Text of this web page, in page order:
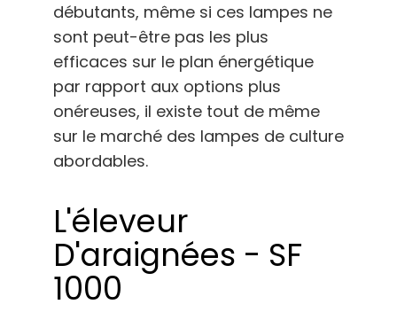
débutants, même si ces lampes ne
sont peut-être pas les plus
efficaces sur le plan énergétique
par rapport aux options plus
onéreuses, il existe tout de même
sur le marché des lampes de culture
abordables.
L'éleveur
D'araignées - SF
1000